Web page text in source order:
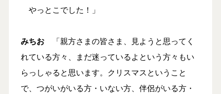
やっとこでした！」
みちお「親方さまの皆さま、見ようと思ってく
れている方々、まだ迷っているよという方々もい
らっしゃると思います。クリスマスということ
で、つがいがいる方・いない方、伴侶がいる方・